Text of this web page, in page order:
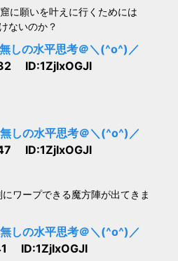
に願いを叶えに行くためには
ないのか？
しの水平思考＠＼(^o^)／
ID:1ZjIxOGJl
しの水平思考＠＼(^o^)／
ID:1ZjIxOGJl
ワープできる魔方陣が出てきま
しの水平思考＠＼(^o^)／
ID:1ZjIxOGJl